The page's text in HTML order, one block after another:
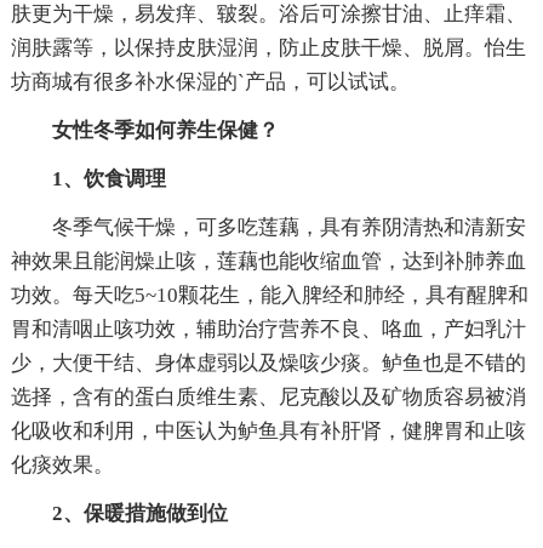
肤更为干燥，易发痒、皲裂。浴后可涂擦甘油、止痒霜、
润肤露等，以保持皮肤湿润，防止皮肤干燥、脱屑。怡生
坊商城有很多补水保湿的`产品，可以试试。
女性冬季如何养生保健？
1、饮食调理
冬季气候干燥，可多吃莲藕，具有养阴清热和清新安
神效果且能润燥止咳，莲藕也能收缩血管，达到补肺养血
功效。每天吃5~10颗花生，能入脾经和肺经，具有醒脾和
胃和清咽止咳功效，辅助治疗营养不良、咯血，产妇乳汁
少，大便干结、身体虚弱以及燥咳少痰。鲈鱼也是不错的
选择，含有的蛋白质维生素、尼克酸以及矿物质容易被消
化吸收和利用，中医认为鲈鱼具有补肝肾，健脾胃和止咳
化痰效果。
2、保暖措施做到位